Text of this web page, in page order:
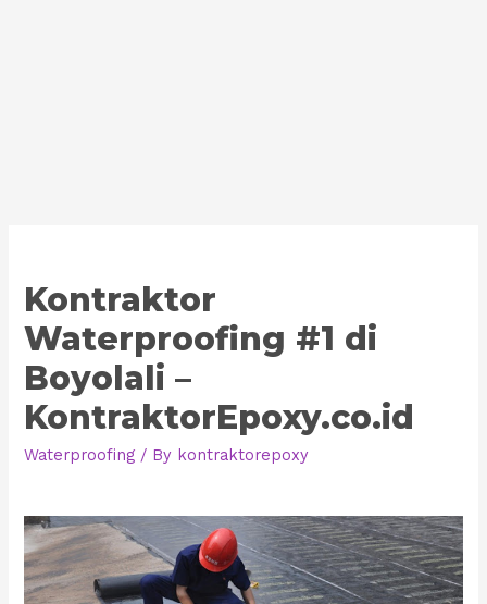
Kontraktor
Waterproofing #1 di
Boyolali –
KontraktorEpoxy.co.id
Waterproofing / By kontraktorepoxy